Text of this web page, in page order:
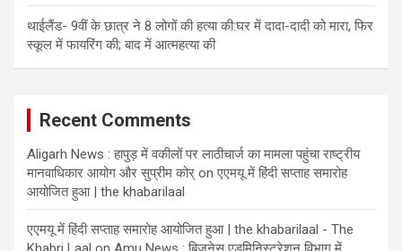
टिप्पणी की कि कविता उनके पास स्वाभाविक रूप से आती है और भाषा गौण है।
कला संकाय के डीन, प्रो. आरिफ नजीर ने टिप्पणी की कि कविता जीवन का
सार है और अर्थ और दिशा देती है। प्रो. नजीर ने विविध विषयों पर कुछ
कविताएँ सुनाईं।
सत्रों में भाग लिया। सम्मेलन में पहचान, लोकगीत, मिथक, आध्यात्मिकता,
भक्ति से लेकर पारिस्थितिक नारीवाद और पारिस्थितिकवाद तक के विषयों पर
45 से अधिक शोध पत्र प्रस्तुत किए गए। सम्मेलन की संयोजक डा. मुनीरा
टी ने धन्यवाद किया। सम्मेलन के सह-संयोजक डॉ साकिब अबरार ने
सम्मेलन की रिपोर्ट प्रस्तुत की, जिसके बाद प्रतिभागियों को प्रमाण पत्र
वितरण किया गया।